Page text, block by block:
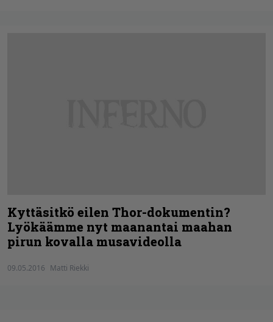
Kyttäsitkö eilen Thor-dokumentin?
Lyökäämme nyt maanantai maahan
pirun kovalla musavideolla
09.05.2016 Matti Riekki